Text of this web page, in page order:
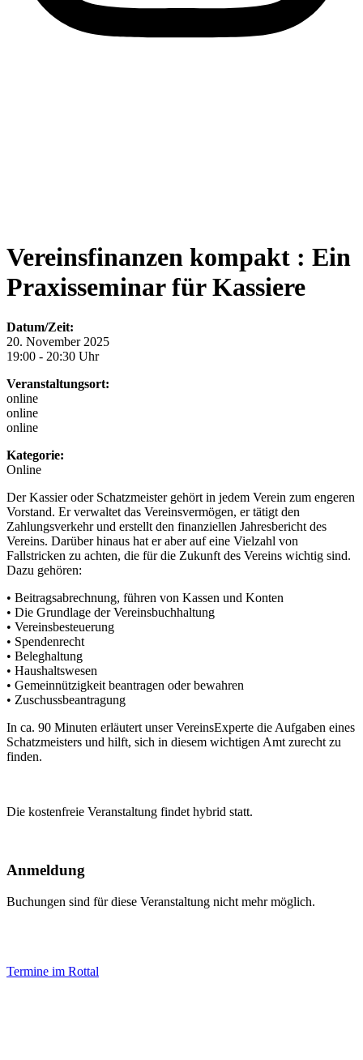
Vereinsfinanzen kompakt : Ein
Praxisseminar für Kassiere
Datum/Zeit:
20. November 2025
19:00 - 20:30 Uhr
Veranstaltungsort:
online
online
online
Kategorie:
Online
Der Kassier oder Schatzmeister gehört in jedem Verein zum engeren
Vorstand. Er verwaltet das Vereinsvermögen, er tätigt den
Zahlungsverkehr und erstellt den finanziellen Jahresbericht des
Vereins. Darüber hinaus hat er aber auf eine Vielzahl von
Fallstricken zu achten, die für die Zukunft des Vereins wichtig sind.
Dazu gehören:
• Beitragsabrechnung, führen von Kassen und Konten
• Die Grundlage der Vereinsbuchhaltung
• Vereinsbesteuerung
• Spendenrecht
• Beleghaltung
• Haushaltswesen
• Gemeinnützigkeit beantragen oder bewahren
• Zuschussbeantragung
In ca. 90 Minuten erläutert unser VereinsExperte die Aufgaben eines
Schatzmeisters und hilft, sich in diesem wichtigen Amt zurecht zu
finden.
Die kostenfreie Veranstaltung findet hybrid statt.
Anmeldung
Buchungen sind für diese Veranstaltung nicht mehr möglich.
Termine im Rottal